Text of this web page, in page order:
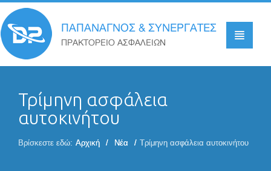
Ζωή
Παιδί
Υγεία
Τρίμηνη ασφάλεια
αυτοκινήτου
Βρίσκεστε εδώ: Αρχική Νέα Τρίμηνη ασφάλεια αυτοκινήτου